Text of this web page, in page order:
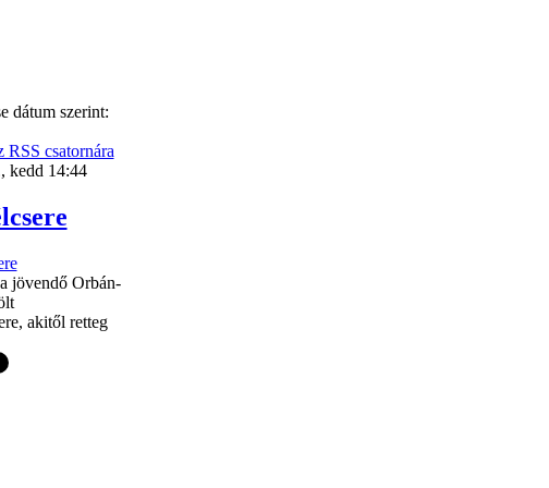
dátum szerint:
RSS csatornára
kedd 14:44
jövendő Orbán-
akitől retteg